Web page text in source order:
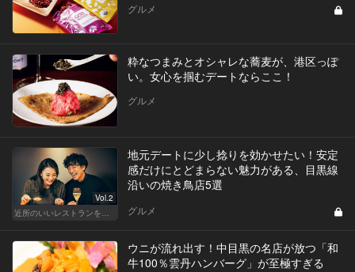
グルメ
粋なつまみとオシャレな蕎麦が、港区っぽ
い。女心を掴むデートならここ！
グルメ
Vol.2
近所のいいレストランを知りたい！東横、目黒線、世田谷などを深堀！
地元デートに少し捻りを効かせたい！安定
感だけにとどまらない魅力がある、目黒線
沿いの焼き鳥店5選
グルメ
ウニが流れ出す！中目黒の名店が放つ「和
牛100％雲丹ハンバーグ」が至極すぎる